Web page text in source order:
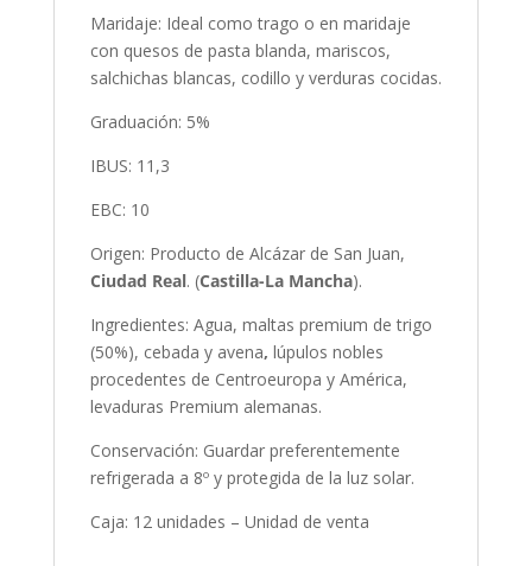
Maridaje: Ideal como trago o en maridaje
con quesos de pasta blanda, mariscos,
salchichas blancas, codillo y verduras cocidas.
Graduación: 5%
IBUS: 11,3
EBC: 10
Origen: Producto de Alcázar de San Juan,
Ciudad Real. (Castilla-La Mancha).
Ingredientes: Agua, maltas premium de trigo
(50%), cebada y avena, lúpulos nobles
procedentes de Centroeuropa y América,
levaduras Premium alemanas.
Conservación: Guardar preferentemente
refrigerada a 8º y protegida de la luz solar.
Caja: 12 unidades – Unidad de venta